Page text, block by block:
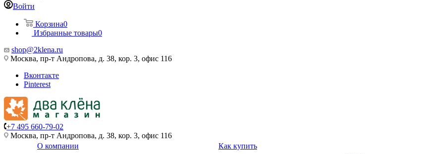
Войти
Корзина0
Избранные товары0
shop@2klena.ru
Москва, пр-т Андропова, д. 38, кор. 3, офис 116
Вконтакте
Pinterest
+7 495 660-79-02
Москва, пр-т Андропова, д. 38, кор. 3, офис 116
О компании
Как купить